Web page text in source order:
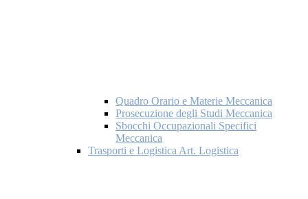
Quadro Orario e Materie Meccanica
Prosecuzione degli Studi Meccanica
Sbocchi Occupazionali Specifici
Meccanica
Trasporti e Logistica Art. Logistica